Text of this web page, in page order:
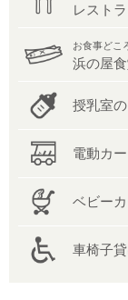
レスト
お食事どこ
浜の屋
授乳室
電動カー
ベビー
車椅子